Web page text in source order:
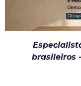
brasileiros